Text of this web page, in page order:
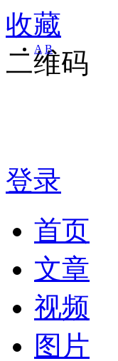
收藏
二维码
登录
首页
文章
视频
图片
A B